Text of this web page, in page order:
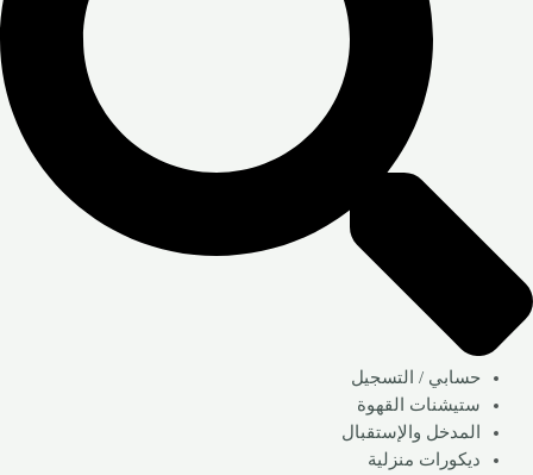
حسابي / التسجيل
ستيشنات القهوة
المدخل والإستقبال
ديكورات منزلية